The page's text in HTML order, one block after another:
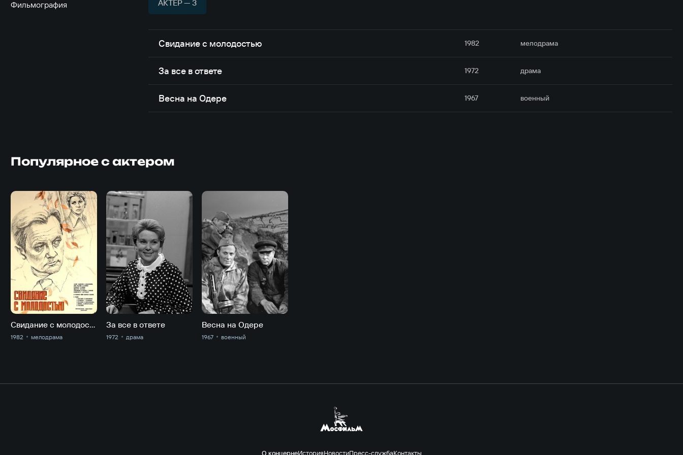
Фильмография АКТЁР — 3
Свидание с молодостью 1982 мелодрама
За все в ответе 1972 драма
Весна на Одере 1967 военный
Популярное с актером
Свидание с молодостью
1982 мелодрама
За все в ответе
1972 драма
Весна на Одере
1967 военный
О концернеИсторияНовостиПресс-службаКонтакты